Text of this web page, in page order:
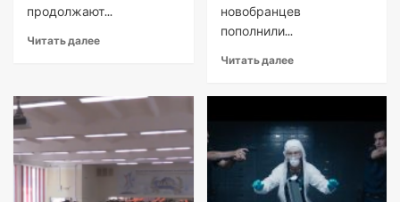
продолжают...
Читать далее
новобранцев
пополнили...
Читать далее